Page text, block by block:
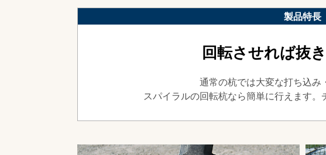
製品特長
回転させれば抜
通常の杭では大変な打ち込み
スパイラルの回転杭なら簡単に行えます。